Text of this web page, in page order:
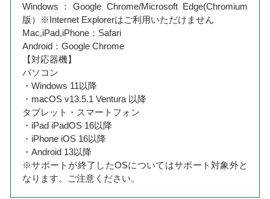
Windows：Google Chrome/Microsoft Edge(Chromium
版）※Internet Explorerはご利用いただけません
Mac,iPad,iPhone：Safari
Android：Google Chrome
【対応器機】
パソコン
・Windows 11以降
・macOS v13.5.1 Ventura 以降
タブレット・スマートフォン
・iPad iPadOS 16以降
・iPhone iOS 16以降
・Android 13以降
※サポートが終了したOSについてはサポート対象外と
なります。ご注意ください。